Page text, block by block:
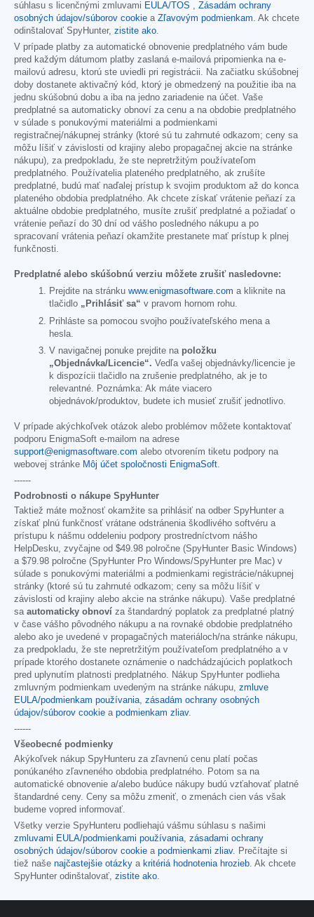
súhlasu s licenčnými zmluvami EULA/TOS , Zásadám ochrany
osobných údajov/súborov cookie a Zľavovým podmienkam. Ak chcete
odinštalovať SpyHunter, zistite ako.
V prípade platby za automatické obnovenie predplatného vám bude
pred každým dátumom platby zaslaná e-mailová pripomienka na e-
mailovú adresu, ktorú ste uviedli pri registrácii. Na začiatku skúšobnej
doby dostanete aktivačný kód, ktorý je obmedzený na použitie iba na
jednu skúšobnú dobu a iba na jedno zariadenie na účet. Vaše
predplatné sa automaticky obnoví za cenu a na obdobie predplatného
v súlade s ponukovými materiálmi a podmienkami
registračnej/nákupnej stránky (ktoré sú tu zahrnuté odkazom; ceny sa
môžu líšiť v závislosti od krajiny alebo propagačnej akcie na stránke
nákupu), za predpokladu, že ste nepretržitým používateľom
predplatného. Používatelia plateného predplatného, ak zrušíte
predplatné, budú mať naďalej prístup k svojim produktom až do konca
plateného obdobia predplatného. Ak chcete získať vrátenie peňazí za
aktuálne obdobie predplatného, musíte zrušiť predplatné a požiadať o
vrátenie peňazí do 30 dní od vášho posledného nákupu a po
spracovaní vrátenia peňazí okamžite prestanete mať prístup k plnej
funkčnosti.
Predplatné alebo skúšobnú verziu môžete zrušiť nasledovne:
Prejdite na stránku www.enigmasoftware.com a kliknite na
tlačidlo „Prihlásiť sa“ v pravom hornom rohu.
Prihláste sa pomocou svojho používateľského mena a
hesla.
V navigačnej ponuke prejdite na položku
„Objednávka/Licencie“. Vedľa vašej objednávky/licencie je
k dispozícii tlačidlo na zrušenie predplatného, ak je to
relevantné. Poznámka: Ak máte viacero
objednávok/produktov, budete ich musieť zrušiť jednotlivo.
V prípade akýchkoľvek otázok alebo problémov môžete kontaktovať
podporu EnigmaSoft e-mailom na adrese
support@enigmasoftware.com alebo otvorením tiketu podpory na
webovej stránke Môj účet spoločnosti EnigmaSoft
------
Podrobnosti o nákupe SpyHunter
Taktiež máte možnosť okamžite sa prihlásiť na odber SpyHunter a
získať plnú funkčnosť vrátane odstránenia škodlivého softvéru a
prístupu k nášmu oddeleniu podpory prostredníctvom nášho
HelpDesku, zvyčajne od $49.98 polročne (SpyHunter Basic Windows)
a $79.98 polročne (SpyHunter Pro Windows/SpyHunter pre Mac) v
súlade s ponukovými materiálmi a podmienkami registrácie/nákupnej
stránky (ktoré sú tu zahrnuté odkazom; ceny sa môžu líšiť v
závislosti od krajiny alebo akcie na stránke nákupu). Vaše predplatné
sa automaticky obnoví za štandardný poplatok za predplatné platný
v čase vášho pôvodného nákupu a na rovnaké obdobie predplatného
alebo ako je uvedené v propagačných materiáloch/na stránke nákupu,
za predpokladu, že ste nepretržitým používateľom predplatného a v
prípade ktorého dostanete oznámenie o nadchádzajúcich poplatkoch
pred uplynutím platnosti predplatného. Nákup SpyHunter podlieha
zmluvným podmienkam uvedeným na stránke nákupu, zmluve
EULA/podmienkam používania zásadám ochrany osobných
údajov/súborov cookie a podmienkam zliav.
------
Všeobecné podmienky
Akýkoľvek nákup SpyHunteru za zľavnenú cenu platí počas
ponúkaného zľavneného obdobia predplatného. Potom sa na
automatické obnovenie a/alebo budúce nákupy budú vzťahovať platné
štandardné ceny. Ceny sa môžu zmeniť, o zmenách cien vás však
budeme vopred informovať.
Všetky verzie SpyHunteru podliehajú vášmu súhlasu s našimi
zmluvami EULA/podmienkami používania zásadami ochrany
osobných údajov/súborov cookie a podmienkami zliav. Prečítajte si
tiež naše najčastejšie otázky a kritériá hodnotenia hrozieb . Ak chcete
SpyHunter odinštalovať, zistite ako